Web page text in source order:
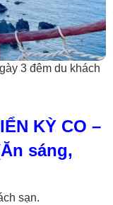
3 đêm du khách
KỲ CO –
sáng,
sạn.